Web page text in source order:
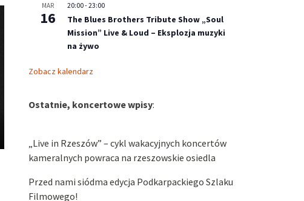
MAR
16
20:00-23:00
The Blues Brothers Tribute Show „Soul
Mission” Live & Loud – Eksplozja muzyki
na żywo
Zobacz kalendarz
Ostatnie, koncertowe wpisy:
„Live in Rzeszów” – cykl wakacyjnych koncertów
kameralnych powraca na rzeszowskie osiedla
Przed nami siódma edycja Podkarpackiego Szlaku
Filmowego!